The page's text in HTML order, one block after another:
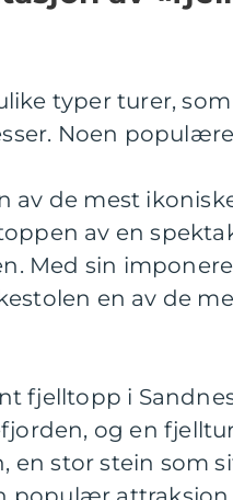
typer turer,
Noen
av de mest
av en
Med sin
en av de
fjelltopp i
og en
en stor stein som